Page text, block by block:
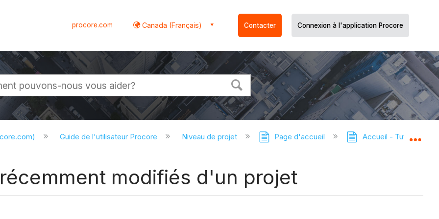
procore.com Canada (Français) Contacter Connexion à l'application Procore
Guide de l'utilisateur Procore Niveau de projet Page d'accueil Accueil - Tutoriels
modifiés d'un projet